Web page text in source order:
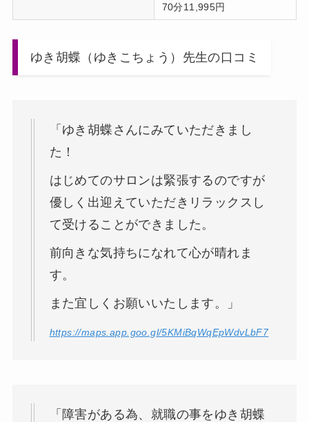
70分11,995円
ゆき胡蝶（ゆきこちょう）先生の口コミ
「ゆき胡蝶さんにみていただきまし
た！
はじめてのサロンは緊張するのですが
優しく出迎えていただきリラックスし
て受けることができました。
前向きな気持ちになれて心が晴れま
す。
また宜しくお願いいたします。」
https://maps.app.goo.gl/5KMiBqWqEpWdvLbF7
「障害がある為、就職の事をゆき胡蝶